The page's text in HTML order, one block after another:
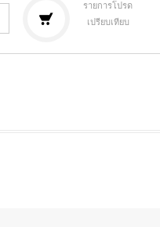
รายการโปรด
เปรียบเทียบ